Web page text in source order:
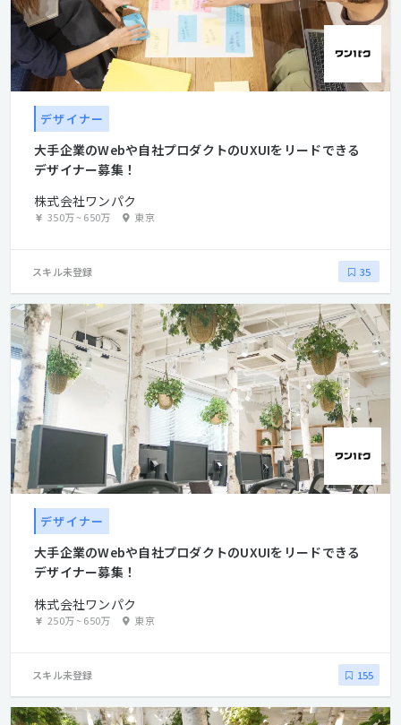
デザイナー
大手企業のWebや自社プロダクトのUXUIをリードできる
デザイナー募集！
株式会社ワンパク
350万~650万 東京
スキル未登録 35
デザイナー
大手企業のWebや自社プロダクトのUXUIをリードできる
デザイナー募集！
株式会社ワンパク
250万~650万 東京
スキル未登録 155